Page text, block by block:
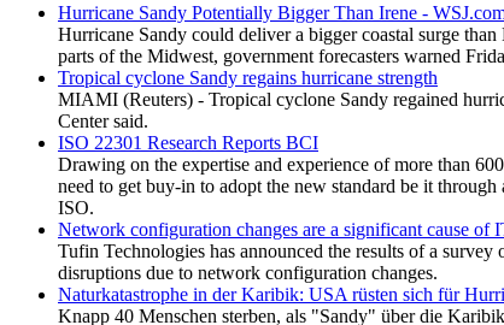
Hurricane Sandy Potentially Bigger Than Irene -
Hurricane Sandy could deliver a bigger coastal surge
parts of the Midwest, government forecasters warned
Tropical cyclone Sandy regains hurricane strength
MIAMI (Reuters) - Tropical cyclone Sandy regained
Center said.
ISO 22301 Research Reports BCI
Drawing on the expertise and experience of more than
need to get buy-in to adopt the new standard be it
ISO.
Network configuration changes are a significant cause of
Tufin Technologies has announced the results of a
disruptions due to network configuration changes.
Naturkatastrophe in der Karibik: USA rüsten sich für
Knapp 40 Menschen sterben, als "Sandy" über die